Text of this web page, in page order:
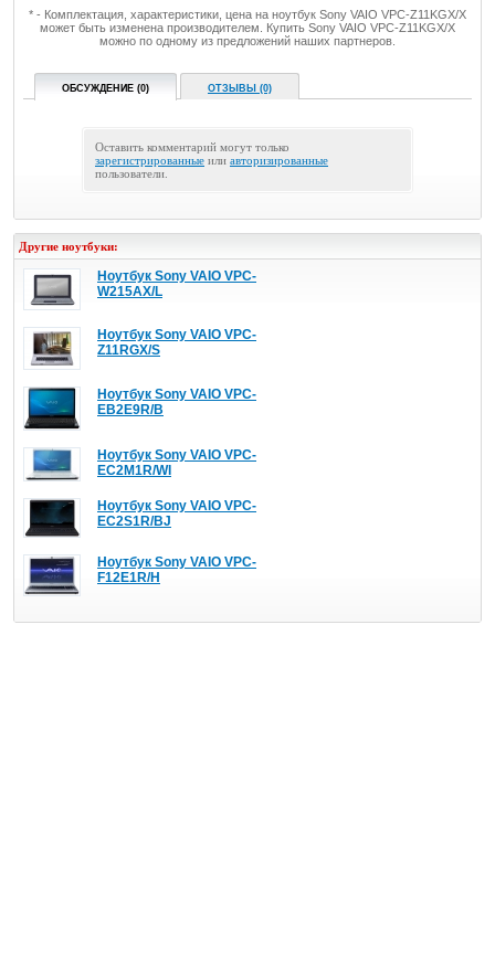
* - Комплектация, характеристики, цена на ноутбук Sony VAIO VPC-Z11KGX/X
может быть изменена производителем. Купить Sony VAIO VPC-Z11KGX/X
можно по одному из предложений наших партнеров.
ОБСУЖДЕНИЕ (0) ОТЗЫВЫ (0)
Оставить комментарий могут только
зарегистрированные или авторизированные
пользователи.
Другие ноутбуки:
Ноутбук Sony VAIO VPC-
W215AX/L
Ноутбук Sony VAIO VPC-
Z11RGX/S
Ноутбук Sony VAIO VPC-
EB2E9R/B
Ноутбук Sony VAIO VPC-
EC2M1R/WI
Ноутбук Sony VAIO VPC-
EC2S1R/BJ
Ноутбук Sony VAIO VPC-
F12E1R/H